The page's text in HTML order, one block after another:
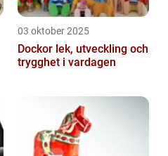
03 oktober 2025
Dockor lek, utveckling och
trygghet i vardagen